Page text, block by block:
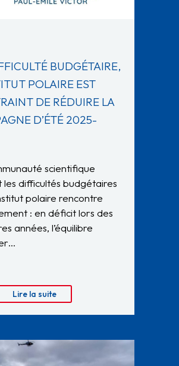
BUDGÉTAIRE,
POLAIRE EST
DE RÉDUIRE LA
D’ÉTÉ 2025-
scientifique
les difficultés budgétaires
polaire rencontre
: en déficit lors des
années, l’équilibre
Lire la suite